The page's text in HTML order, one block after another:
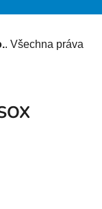
. Všechna práva